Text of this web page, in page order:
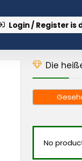
Login / Register is
Die
No